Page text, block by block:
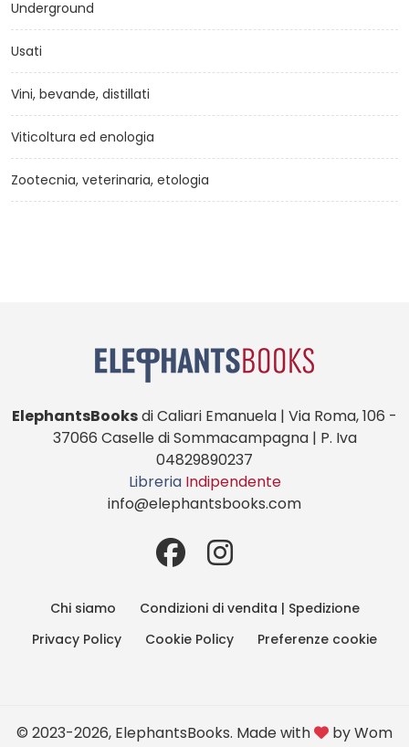
Underground
Usati
Vini, bevande, distillati
Viticoltura ed enologia
Zootecnia, veterinaria, etologia
ElephantsBooksdi Caliari Emanuela | Via Roma, 106 -
37066 Caselle di Sommacampagna | P. Iva
04829890237
Libreria Indipendente
info@elephantsbooks.com
Chi siamo
Condizioni di vendita | Spedizione
Privacy Policy
Cookie Policy Preferenze cookie
© 2023-2026, ElephantsBooks. Made with byWom